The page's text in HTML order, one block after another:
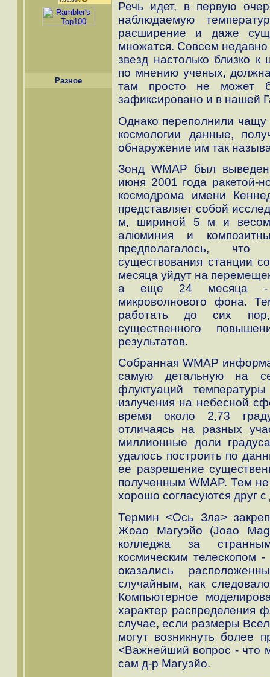
Разное
Речь идет, в первую
наблюдаемую
расширение и даже
множатся. Совсем
звезд настолько близко к
по мнению ученых,
там просто не может
зафиксировано и в нашей
Однако переполнили чащу
космологии данные,
обнаружение им так
Зонд WMAP был выведен
июня 2001 года ракетой-
космодрома имени
представляет собой
м, шириной 5 м и весом
алюминия и
предполагалось, что
существования станции
месяца уйдут на
а еще 24 месяца -
микроволнового фона.
работать до сих пор,
существенного
результатов.
Собранная WMAP
самую детальную на
флуктуаций
излучения на небесной
время около 2,73
отличаясь на разных
миллионные доли
удалось построить по
ее разрешение
полученным WMAP. Тем
хорошо согласуются друг с
Термин <Ось Зла>
Жоао Магуэйо (Joao
колледжа за
космическим телескопом
оказались
случайным, как
Компьютерное
характер распределения
случае, если размеры
могут возникнуть более
<Важнейший вопрос - что
сам д-р Магуэйо.